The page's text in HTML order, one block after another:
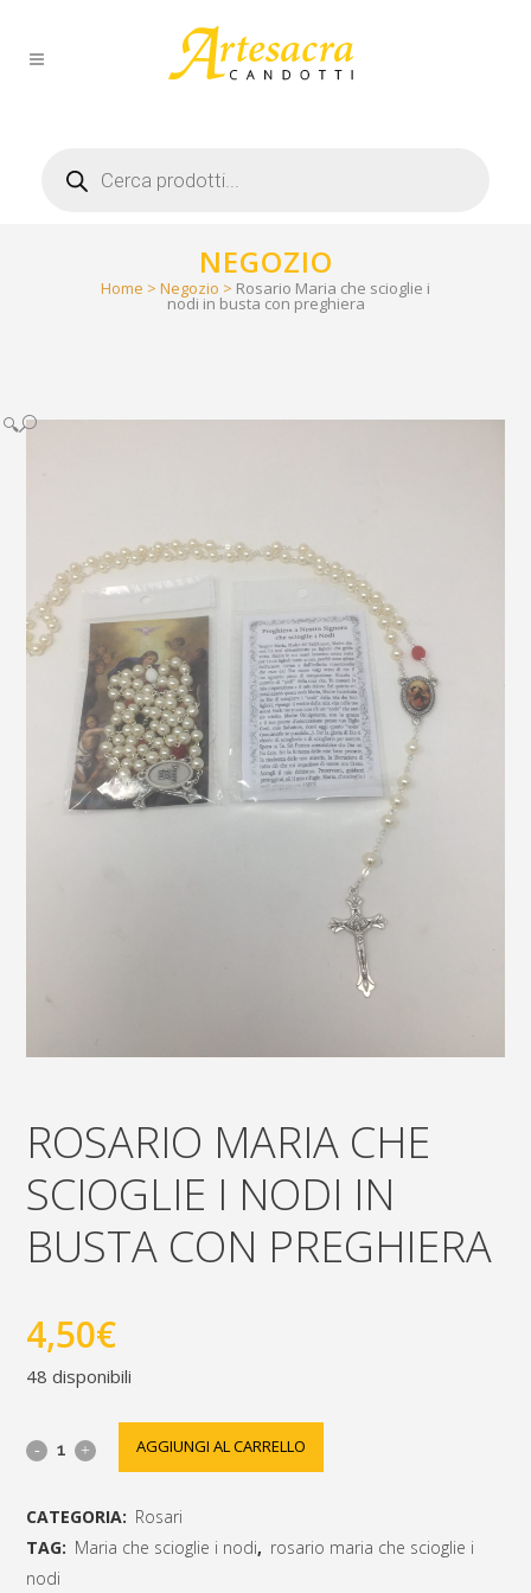
search
NEGOZIO
Home > Negozio > Rosario Maria che scioglie i
nodi in busta con preghiera
🔍
ROSARIO MARIA CHE
SCIOGLIE I NODI IN
BUSTA CON PREGHIERA
4,50€
48 disponibili
Rosario
scioglie
AGGIUNGI AL CARRELLO
CATEGORIA: Rosari
TAG: Maria che scioglie i nodi, rosario maria che scioglie i
nodi